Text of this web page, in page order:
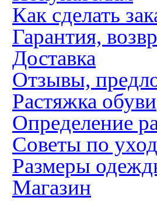
Как сделать
Гарантия,
Доставка
Отзывы,
Растяжка обуви
Определение
Советы по
Размеры
Магазин